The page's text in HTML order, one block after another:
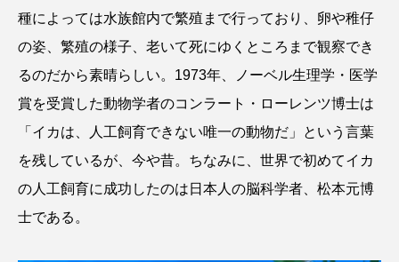
種によっては水族館内で繁殖まで行っており、卵や稚仔
の姿、繁殖の様子、老いて死にゆくところまで観察でき
るのだから素晴らしい。1973年、ノーベル生理学・医学
賞を受賞した動物学者のコンラート・ローレンツ博士は
「イカは、人工飼育できない唯一の動物だ」という言葉
を残しているが、今や昔。ちなみに、世界で初めてイカ
の人工飼育に成功したのは日本人の脳科学者、松本元博
士である。